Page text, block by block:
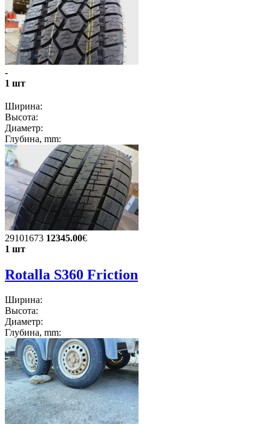
-
1 шт
Ширина:
Высота:
Диаметр:
Глубина, mm:
29101673 12345.00€
1 шт
Rotalla S360 Friction
Ширина:
Высота:
Диаметр:
Глубина, mm: